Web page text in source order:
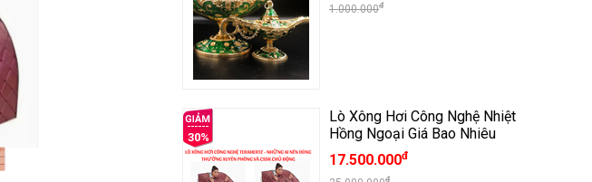
1.000.000đ
30%
Lò Xông Hơi Công Nghệ Nhiệt
Hồng Ngoại Giá Bao Nhiêu
17.500.000đ
đ